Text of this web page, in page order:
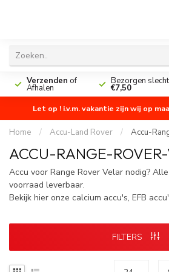
Verzenden of
Afhalen
Bezorgen
€7,50
Let op ! i.v.m. vakantie zijn wij op
Home / Accu-Land Rover / Accu-
ACCU-RANGE-
Accu voor Range Rover Velar nodig?
voorraad leverbaar.
Bekijk hier onze calcium accu's, EFB
FILTERS